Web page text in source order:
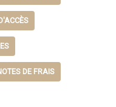
DE FRAIS